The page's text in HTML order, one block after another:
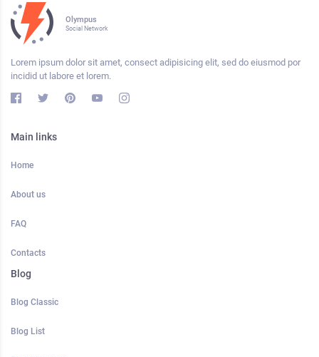
Olympus
Social Network
Lorem ipsum dolor sit amet, consect adipisicing elit, sed do eiusmod por
incidid ut labore et lorem.
Main links
Home
About us
FAQ
Contacts
Blog
Blog Classic
Blog List